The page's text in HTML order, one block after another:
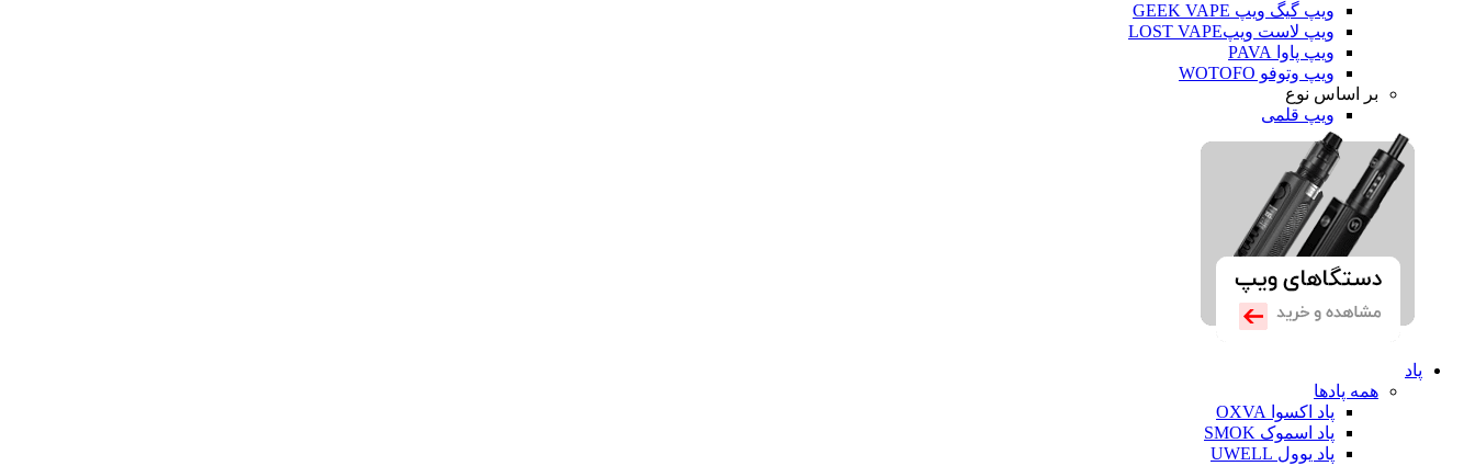
ویپ گیگ ویپ GEEK VAPE
ویپ لاست ویپLOST VAPE
ویپ پاوا PAVA
ویپ وتوفو WOTOFO
بر اساس نوع
ویپ قلمی
پاد
همه پادها
پاد اکسوا OXVA
پاد اسموک SMOK
پاد یوول UWELL